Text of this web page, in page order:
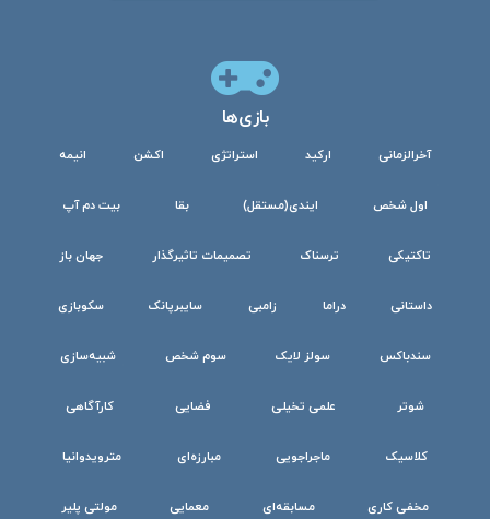
بازی‌ها
آخرالزمانی ارکید استراتژی اکشن انیمه
اول شخص ایندی(مستقل) بقا بیت دم آپ
تاکتیکی ترسناک تصمیمات تاثیرگذار جهان باز
داستانی دراما زامبی سایبرپانک سکوبازی
سندباکس سولز لایک سوم شخص شبیه‌سازی
شوتر علمی تخیلی فضایی کارآگاهی
کلاسیک ماجراجویی مبارزه‌ای مترویدوانیا
مخفی کاری مسابقه‌ای معمایی مولتی پلیر